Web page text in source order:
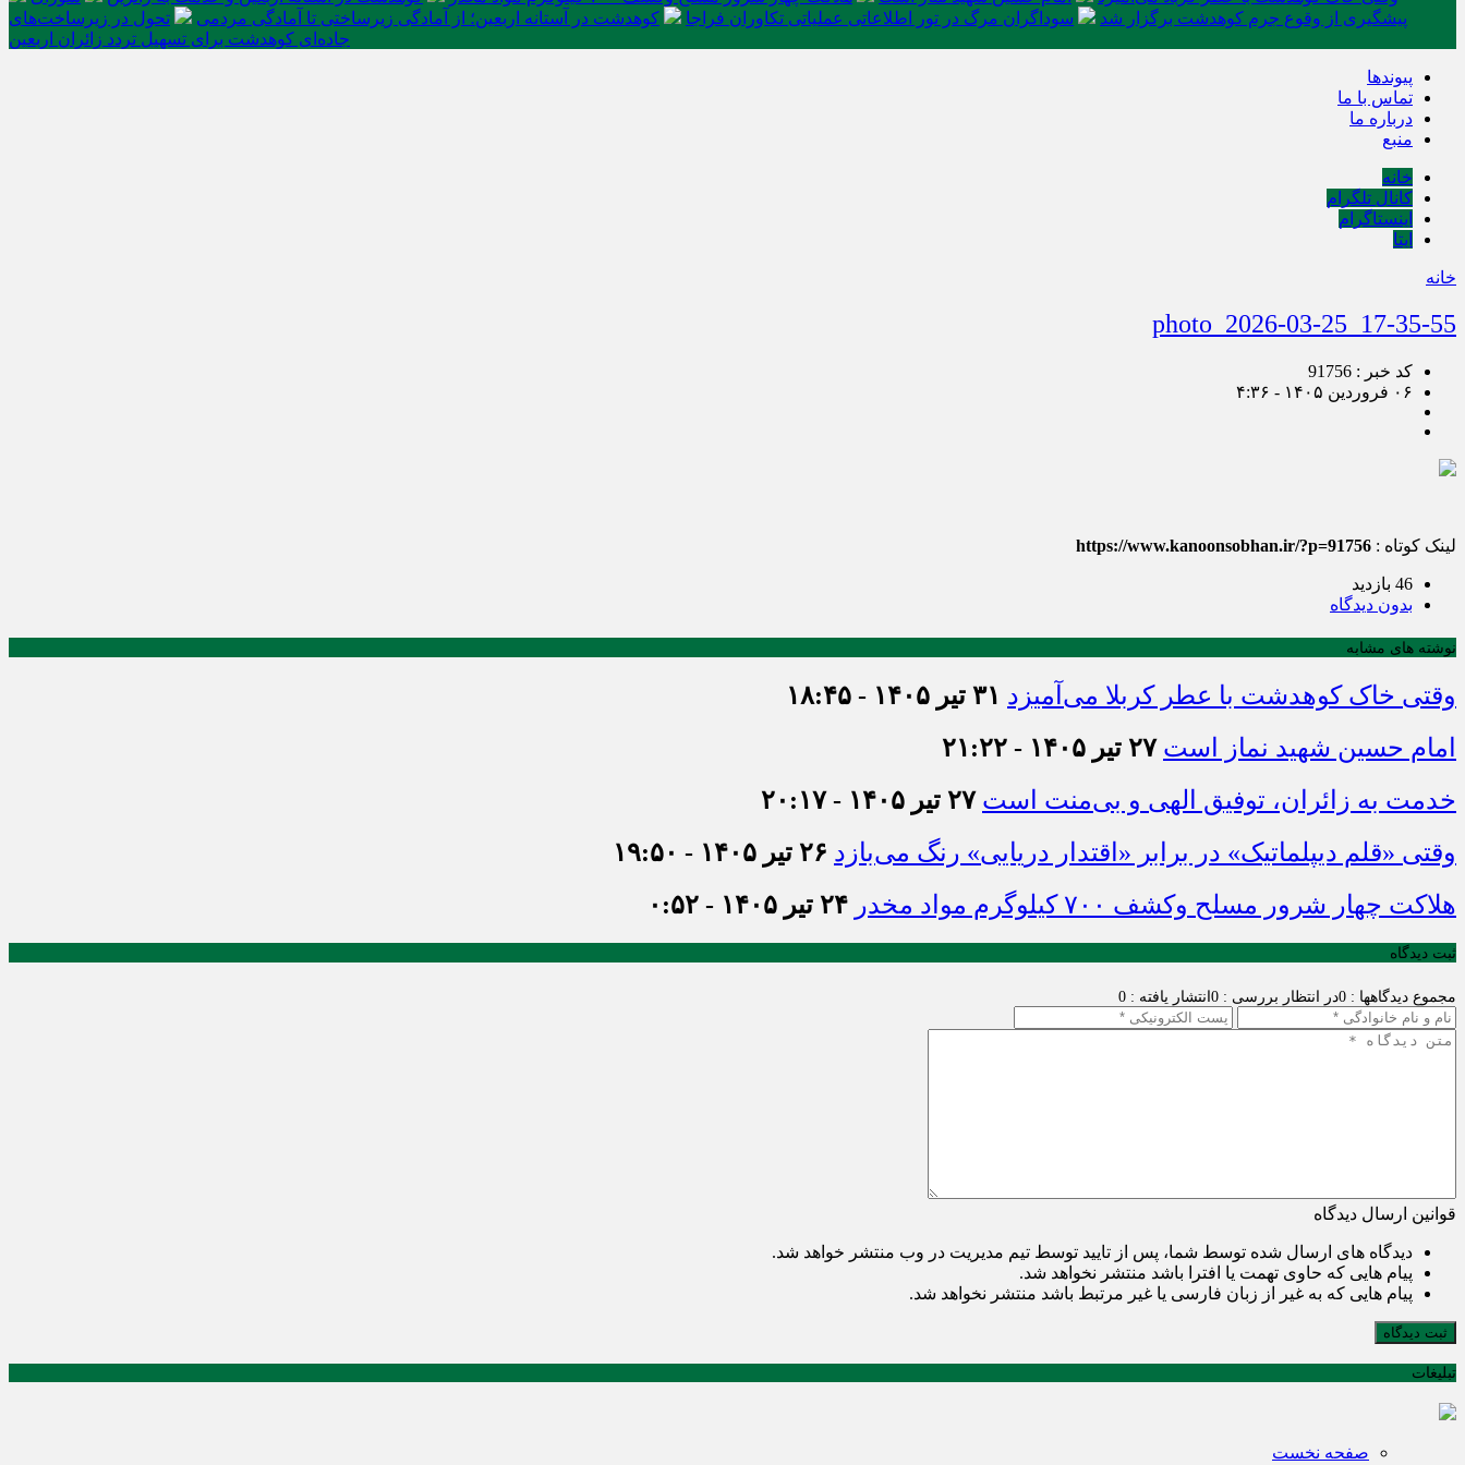
پیشگیری از وقوع جرم کوهدشت برگزار شد
سوداگران مرگ در تور اطلاعاتی عملیاتی تکاوران فراجا کوهدشت در آستانه اربعین؛ از آمادگی زیرساختی تا آمادگی مردمی
تحول در زیرساخت‌های
جاده‌ای کوهدشت برای تسهیل تردد زائران اربعین
پیوندها
تماس با ما
درباره ما
منبع
خانه
کانال تلگرام
اینستاگرام
ایتا
خانه
photo_2026-03-25_17-35-55
کد خبر : 91756
۰۶ فروردین ۱۴۰۵ - ۴:۳۶
لینک کوتاه : https://www.kanoonsobhan.ir/?p=91756
46 بازدید
بدون دیدگاه
نوشته های مشابه
وقتی خاک کوهدشت با عطر کربلا می‌آمیزد ۳۱ تیر ۱۴۰۵ - ۱۸:۴۵
امام حسین شهید نماز است ۲۷ تیر ۱۴۰۵ - ۲۱:۲۲
خدمت به زائران، توفیق الهی و بی‌منت است ۲۷ تیر ۱۴۰۵ - ۲۰:۱۷
وقتی «قلم دیپلماتیک» در برابر «اقتدار دریایی» رنگ می‌بازد ۲۶ تیر ۱۴۰۵ - ۱۹:۵۰
هلاکت چهار شرور مسلح وکشف ۷۰۰ کیلوگرم مواد مخدر
۲۴ تیر ۱۴۰۵ - ۰:۵۲
ثبت دیدگاه
مجموع دیدگاهها : 0 در انتظار بررسی : 0 انتشار یافته : 0
قوانین ارسال دیدگاه
دیدگاه های ارسال شده توسط شما، پس از تایید توسط تیم مدیریت در وب منتشر خواهد شد.
پیام هایی که حاوی تهمت یا افترا باشد منتشر نخواهد شد.
پیام هایی که به غیر از زبان فارسی یا غیر مرتبط باشد منتشر نخواهد شد.
ثبت دیدگاه
تبلیغات
صفحه نخست